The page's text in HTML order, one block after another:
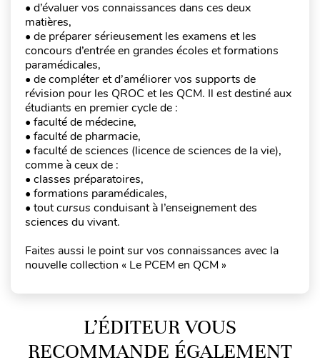
• d’évaluer vos connaissances dans ces deux
matières,
• de préparer sérieusement les examens et les
concours d’entrée en grandes écoles et formations
paramédicales,
• de compléter et d’améliorer vos supports de
révision pour les QROC et les QCM. Il est destiné aux
étudiants en premier cycle de :
• faculté de médecine,
• faculté de pharmacie,
• faculté de sciences (licence de sciences de la vie),
comme à ceux de :
• classes préparatoires,
• formations paramédicales,
• toutcursus conduisant à l’enseignement des
sciences du vivant.
Faites aussi le point sur vos connaissances avec la
nouvelle collection « Le PCEM en QCM »
L’ÉDITEUR VOUS
RECOMMANDE ÉGALEMENT